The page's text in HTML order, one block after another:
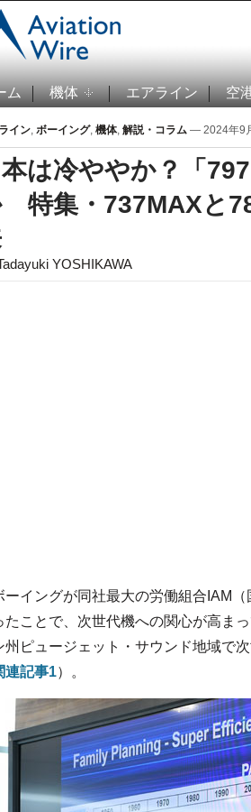
ム 機体 エアライン 空
イン, ボーイング, 機体, 解説・コラム — 2024年9
本は冷ややか？「
特集・737MAXと
YOSHIKAWA
イングが同社最大の労働組合IAM（
たことで、次世代機への関心が高ま
州ピュージェット・サウンド地域で
連記事1）。